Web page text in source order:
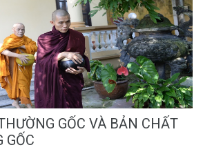
GỐC VÀ BẢN CHẤT
GỐC